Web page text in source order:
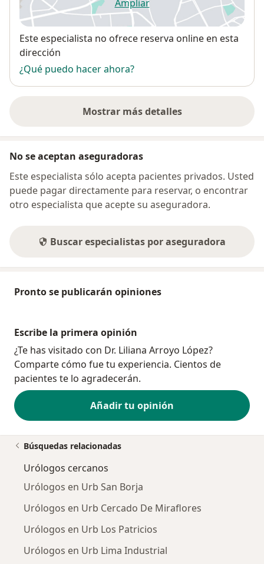
Ampliarse abre en una nueva
Disponibilidad
Este especialista no ofrece reserva online en esta
dirección
¿Qué puedo hacer ahora?
Mostrar más detalles
sobre la dirección
No se aceptan aseguradoras
Este especialista sólo acepta pacientes privados. Usted
puede pagar directamente para reservar, o encontrar
otro especialista que acepte su aseguradora.
Buscar especialistas por aseguradora
Pronto se publicarán opiniones
Escribe la primera opinión
¿Te has visitado con Dr. Liliana Arroyo López?
Comparte cómo fue tu experiencia. Cientos de
pacientes te lo agradecerán.
Añadir tu opinión
Búsquedas relacionadas
Urólogos cercanos
Urólogos en Urb San Borja
Urólogos en Urb Cercado De Miraflores
Urólogos en Urb Los Patricios
Urólogos en Urb Lima Industrial